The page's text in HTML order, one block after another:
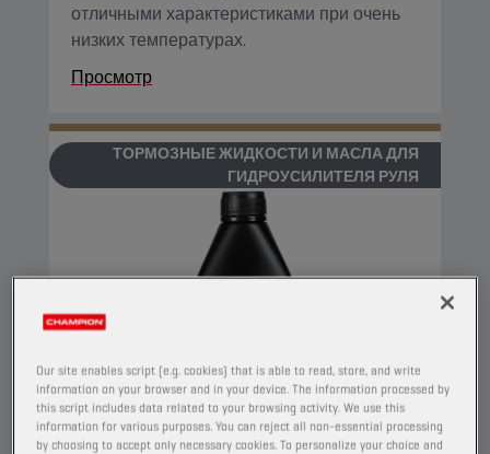
отличными характеристиками при очень
низких температурах.
Просмотр
ТОРМОЗНЫЕ ЖИДКОСТИ И МАСЛА ДЛЯ
ГИДРОУСИЛИТЕЛЯ РУЛЯ
Our site enables script (e.g. cookies) that is able to read, store, and write
information on your browser and in your device. The information processed by
this script includes data related to your browsing activity. We use this
information for various purposes. You can reject all non-essential processing
by choosing to accept only necessary cookies. To personalize your choice and